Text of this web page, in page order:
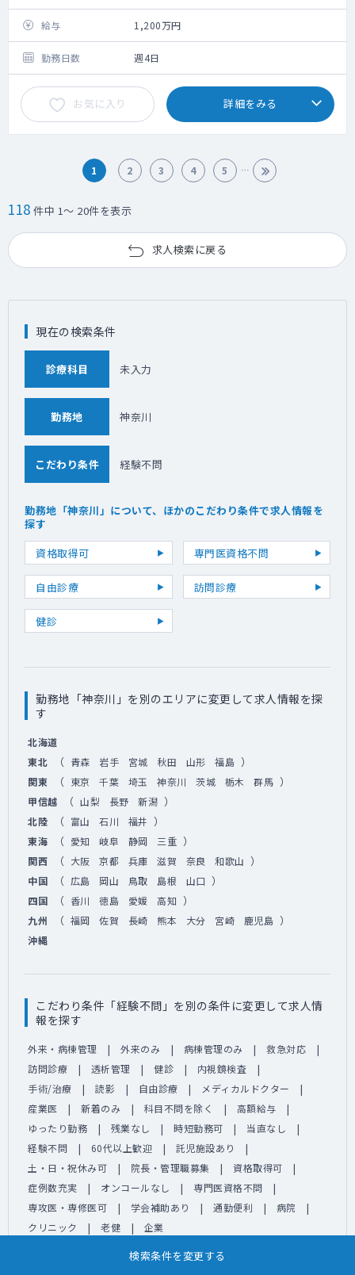
給与 1,200万円
勤務日数 週4日
お気に入り 詳細をみる
1 2 3 4 5
118 件中 1～ 20件を表示
求人検索に戻る
検索条件を変更する
現在の検索条件
診療科目 未入力
勤務地 神奈川
こだわり条件 経験不問
勤務地「神奈川」について、ほかのこだわり条件で求人情報を
探す
資格取得可
専門医資格不問
自由診療 訪問診療
健診
勤務地「神奈川」を別のエリアに変更して求人情報を探
す
北海道
東北
（ 青森 岩手 宮城 秋田 山形 福島 ）
関東 （ 東京 千葉 埼玉 神奈川 茨城 栃木 群馬 ）
甲信越 （ 山梨 長野 新潟 ）
北陸 （ 富山 石川 福井 ）
東海 （ 愛知 岐阜 静岡 三重 ）
関西 （ 大阪 京都 兵庫 滋賀 奈良 和歌山 ）
中国 （ 広島 岡山 鳥取 島根 山口 ）
四国 （ 香川 徳島 愛媛 高知 ）
九州 （ 福岡 佐賀 長崎 熊本 大分 宮崎 鹿児島 ）
沖縄
こだわり条件「経験不問」を別の条件に変更して求人情
報を探す
外来・病棟管理 外来のみ 病棟管理のみ
救急対応
訪問診療
透析管理 健診
内視鏡検査
手術/治療
読影 自由診療
メディカルドクター
産業医
新着のみ 科目不問を除く
高額給与
ゆったり勤務
残業なし 時短勤務可
当直なし
経験不問
60代以上歓迎
託児施設あり
土・日・祝休み可
院長・管理職募集
資格取得可
症例数充実
オンコールなし
専門医資格不問
専攻医・専修医可
学会補助あり 通勤便利
病院
クリニック
老健 企業